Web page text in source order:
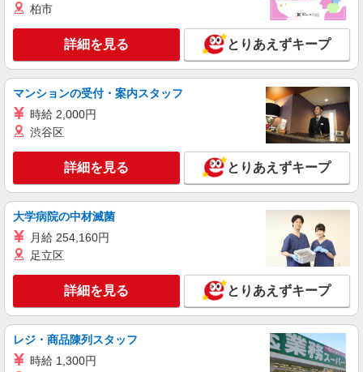
株式会社シエロ
携帯販売スタッフ【au】
月給273200円 ※研修期間6か月・時給1550円
※残業代支給 ★交通費別途支給（規定あり） ゜
+゜・。○。・゜+゜・。○。・゜+゜ 入社祝い金10
万円支給(規定有) お友達を紹介頂くと, インセンテ
ィブ支給(規定有) ゜・。○。・゜+゜・。○。・゜
静岡県浜松市中央区の家電量販店
キープ 詳細を見る
株式会社シエロ
【softbank】人気機種に詳しくなれる携帯販
売
時給1400〜1600円（経験・能力による） ※残
業代支給 ★交通費別途支給（規定あり） ゜
+゜・。○。・゜+゜・。○。・゜+゜ 入社祝い金10
ィブ支給(規定有) ★月2回払い・週払い可能（規程
有）★ ゜・。○。・゜+゜・。○。・゜+゜
静岡県浜松市中央区の携帯ショップ
キープ 詳細を見る
派遣社員
株式会社シエロ
柏市
詳細を見る とりあえずキープ
マンションの受付・案内スタッフ
時給 2,000円
渋谷区
詳細を見る とりあえずキープ
大学病院の中材滅菌
月給 254,160円
足立区
詳細を見る とりあえずキープ
レジ・商品陳列スタッフ
時給 1,300円